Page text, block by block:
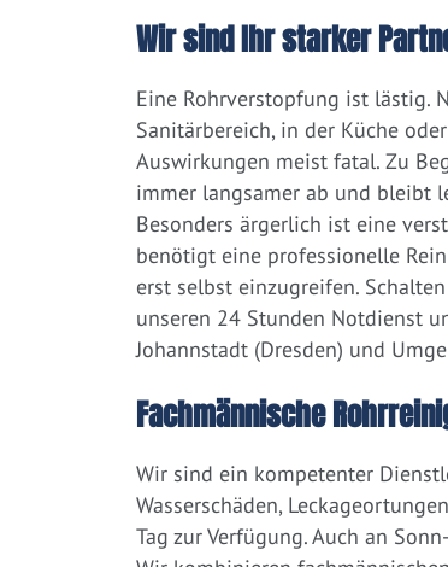
Wir sind Ihr starker
Eine Rohrverstopfung ist lästig.
Sanitärbereich, in der Küche
Auswirkungen meist fatal. Zu
immer langsamer ab und bleibt
Besonders ärgerlich ist eine
benötigt eine professionelle
erst selbst einzugreifen.
unseren 24 Stunden Notdienst
Johannstadt (Dresden) und
Fachmännische
Wir sind ein kompetenter
Wasserschäden,
Tag zur Verfügung. Auch an